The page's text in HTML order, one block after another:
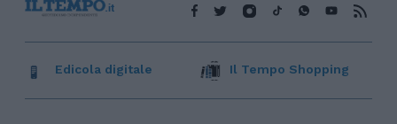
Edicola digitale Il Tempo Shopping